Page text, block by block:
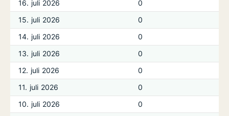
16. juli 2026
0
15. juli 2026
0
14. juli 2026
0
13. juli 2026
0
12. juli 2026
0
11. juli 2026
0
10. juli 2026
0